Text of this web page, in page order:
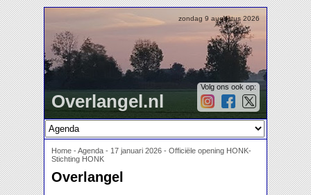
zondag 9 augustus 2026
Overlangel.nl
Volg ons ook op:
Home -Agenda - 17 januari 2026 - Officiële opening HONK-
Stichting HONK
Overlangel